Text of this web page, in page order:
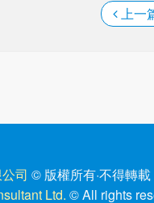
上一
司 © 版權所有·不得轉載
Ltd. © All rights